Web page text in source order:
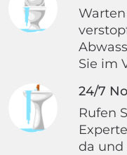
Sie im
24/7
Rufen
da und